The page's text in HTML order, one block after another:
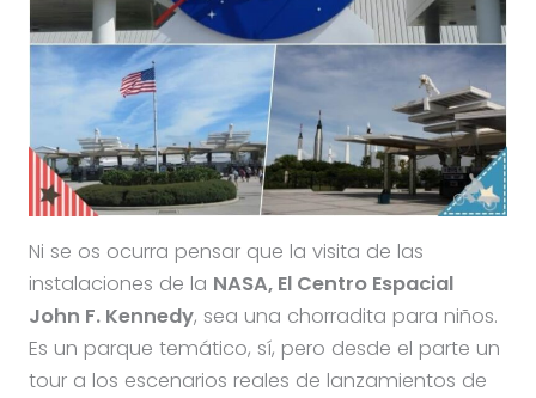
Ni se os ocurra pensar que la visita de las
instalaciones de la NASA, El Centro Espacial
John F. Kennedy, sea una chorradita para niños.
Es un parque temático, sí, pero desde el parte un
tour a los escenarios reales de lanzamientos de